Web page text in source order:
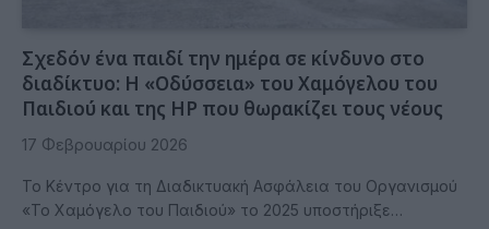
Σχεδόν ένα παιδί την ημέρα σε κίνδυνο στο
διαδίκτυο: Η «Οδύσσεια» του Χαμόγελου του
Παιδιού και της HP που θωρακίζει τους νέους
17 Φεβρουαρίου 2026
Το Κέντρο για τη Διαδικτυακή Ασφάλεια του Οργανισμού
«Το Χαμόγελο του Παιδιού» το 2025 υποστήριξε…